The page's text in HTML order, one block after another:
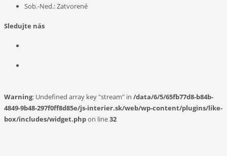
Sob.-Ned.: Zatvorené
Sledujte nás
Warning: Undefined array key "stream" in /data/6/5/65fb77d8-b84b-
4849-9b48-297f0ff8d85e/js-interier.sk/web/wp-content/plugins/like-
box/includes/widget.phpon line32